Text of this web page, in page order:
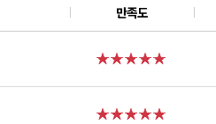
만족도